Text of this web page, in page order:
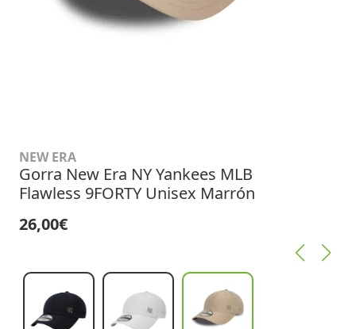
NEW ERA
Gorra New Era NY Yankees MLB
Flawless 9FORTY Unisex Marrón
26,00€